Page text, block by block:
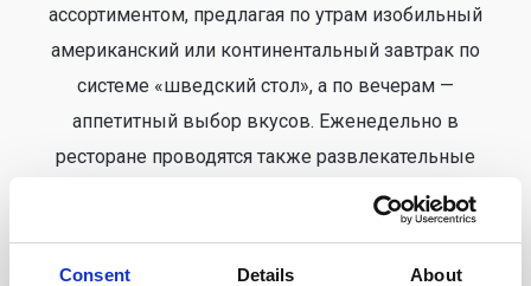
Consent Details About
ассортиментом, предлагая по утрам изобильный
американский или континентальный завтрак по
системе «шведский стол», а по вечерам —
аппетитный выбор вкусов. Еженедельно в
ресторане проводятся также развлекательные